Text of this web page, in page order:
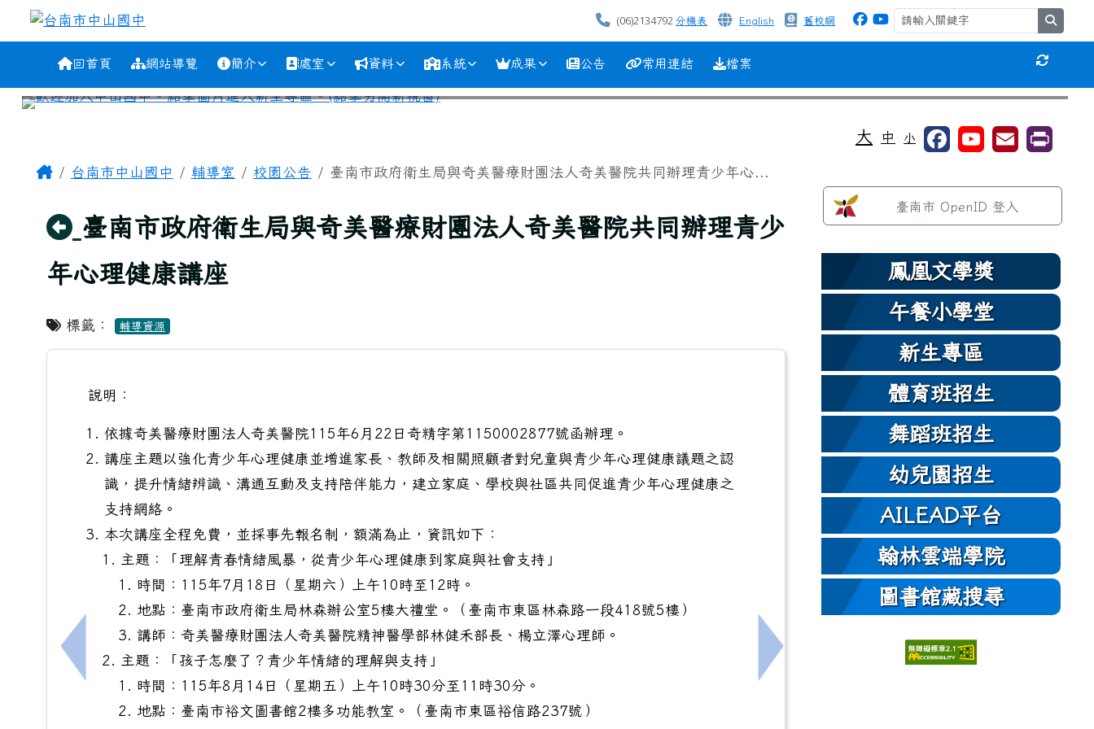
跳至主內容區
台南市中山國中 (06)2134792分機表 English 舊校網
導覽列回首頁 網站導覽 簡介 處室 資料 系統 成果 公告 常用連結 檔案 重新取得
⏸
大 中 小
主內容區域
Home台南市中山國中 輔導室 校園公告 臺南市政府衛生局與奇美醫療財團法人奇美醫院共同辦理青少年心...
回上頁
臺南市政府衛生局與奇美醫療財團法人奇美醫院共同辦理青少
年心理健康講座
標籤： 輔導資源
上一筆：樹人醫護115學年度聯合免試入學實際招生名額
說明：
依據奇美醫療財團法人奇美醫院115年6月22日奇精字第1150002877號函辦理。
講座主題以強化青少年心理健康並增進家長、教師及相關照顧者對兒童與青少年心理健康議題之認
識，提升情緒辨識、溝通互動及支持陪伴能力，建立家庭、學校與社區共同促進青少年心理健康之
支持網絡。
本次講座全程免費，並採事先報名制，額滿為止，資訊如下：
主題：「理解青春情緒風暴，從青少年心理健康到家庭與社會支持」
時間：115年7月18日（星期六）上午10時至12時。
地點：臺南市政府衛生局林森辦公室5樓大禮堂。（臺南市東區林森路一段418號5樓）
講師：奇美醫療財團法人奇美醫院精神醫學部林健禾部長、楊立澤心理師。
主題：「孩子怎麼了？青少年情緒的理解與支持」
時間：115年8月14日（星期五）上午10時30分至11時30分。
地點：臺南市裕文圖書館2樓多功能教室。（臺南市東區裕信路237號）
下一筆：學生自我傷害求助關懷專線
左邊區域內容
臺南市 OpenID 登入
鳳凰文學獎
午餐小學堂
新生專區
體育班招生
舞蹈班招生
幼兒園招生
AILEAD平台
翰林雲端學院
圖書館藏搜尋
頁尾區域